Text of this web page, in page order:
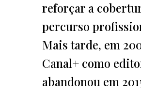
reforçar a
percurso
Mais tarde, em
Canal+ como
abandonou em